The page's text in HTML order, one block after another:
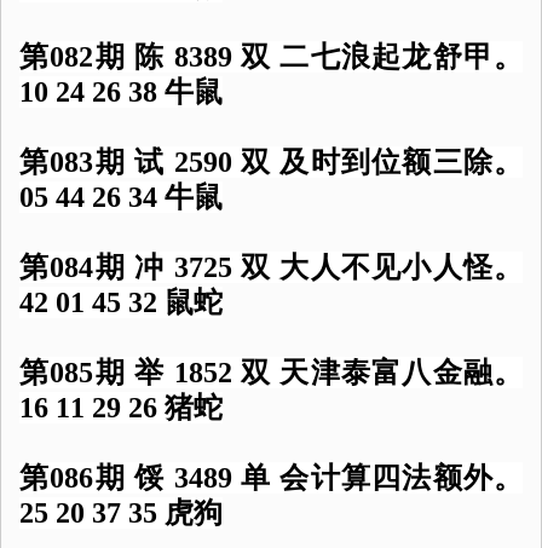
第082期 陈 8389 双 二七浪起龙舒甲。
10 24 26 38 牛鼠
第083期 试 2590 双 及时到位额三除。
05 44 26 34 牛鼠
第084期 冲 3725 双 大人不见小人怪。
42 01 45 32 鼠蛇
第085期 举 1852 双 天津泰富八金融。
16 11 29 26 猪蛇
第086期 馁 3489 单 会计算四法额外。
25 20 37 35 虎狗